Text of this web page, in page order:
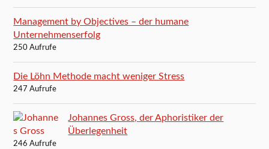
Management by Objectives – der humane
Unternehmenserfolg
250 Aufrufe
Die Löhn Methode macht weniger Stress
247 Aufrufe
Johannes Gross, der Aphoristiker der
Überlegenheit
246 Aufrufe